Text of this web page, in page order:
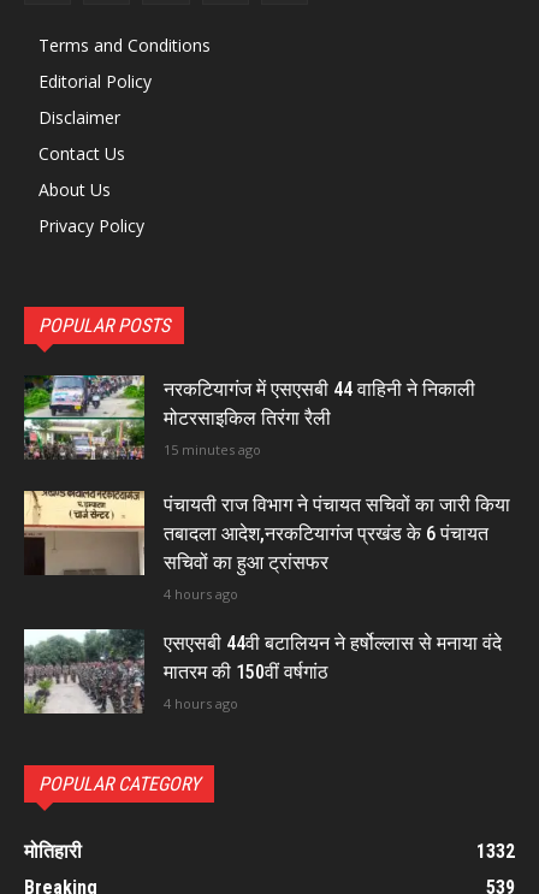
Terms and Conditions
Editorial Policy
Disclaimer
Contact Us
About Us
Privacy Policy
POPULAR POSTS
नरकटियागंज में एसएसबी 44 वाहिनी ने निकाली
मोटरसाइकिल तिरंगा रैली
15 minutes ago
पंचायती राज विभाग ने पंचायत सचिवों का जारी किया
तबादला आदेश,नरकटियागंज प्रखंड के 6 पंचायत
सचिवों का हुआ ट्रांसफर
4 hours ago
एसएसबी 44वी बटालियन ने हर्षोल्लास से मनाया वंदे
मातरम की 150वीं वर्षगांठ
4 hours ago
POPULAR CATEGORY
मोतिहारी
1332
Breaking
539